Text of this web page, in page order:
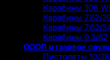
Карабины 308
Карабины 7.62/
Карабины 7.62/
Карабины 9.3/62
ОООП и газовое
Пистолеты 10/28